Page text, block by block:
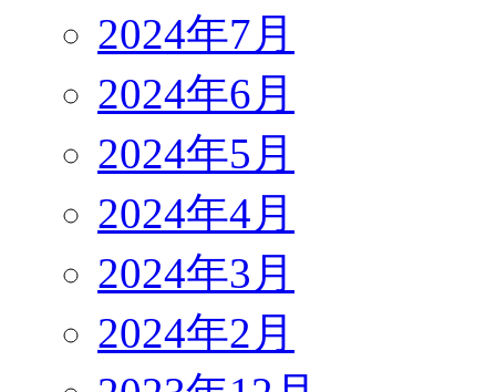
2024年7月
2024年6月
2024年5月
2024年4月
2024年3月
2024年2月